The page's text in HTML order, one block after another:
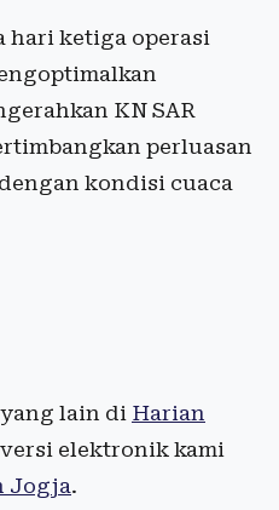
hari ketiga operasi
KN SAR
perluasan
kondisi cuaca
lain di Harian
elektronik kami
Jogja.